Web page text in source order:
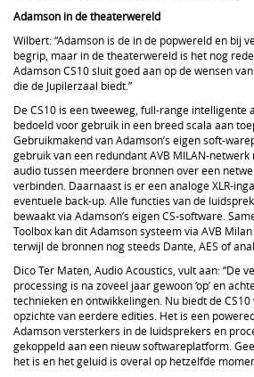
Adamson in de theaterwereld
Wilbert: “Adamson is de in de popwereld en bij
begrip, maar in de theaterwereld is het nog
Adamson CS10 sluit goed aan op de wensen
die de Jupilerzaal biedt.”
De CS10 is een tweeweg, full-range intelligente
bedoeld voor gebruik in een breed scala aan
Gebruikmakend van Adamson’s eigen soft-
gebruik van een redundant AVB MILAN-
audio tussen meerdere bronnen over een
verbinden. Daarnaast is er een analoge XLR-
eventuele back-up. Alle functies van de
bewaakt via Adamson’s eigen CS-software.
Toolbox kan dit Adamson systeem via AVB
terwijl de bronnen nog steeds Dante, AES of
Dico Ter Maten, Audio Acoustics, vult aan: “De
processing is na zoveel jaar gewoon ‘op’ en
technieken en ontwikkelingen. Nu biedt de
opzichte van eerdere edities. Het is een
Adamson versterkers in de luidsprekers en
gekoppeld aan een nieuw softwareplatform.
het is en het geluid is overal op hetzelfde